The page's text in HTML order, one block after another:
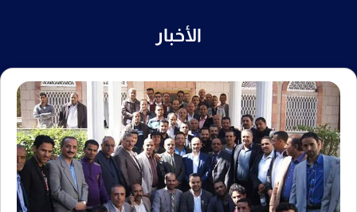
الأخبار